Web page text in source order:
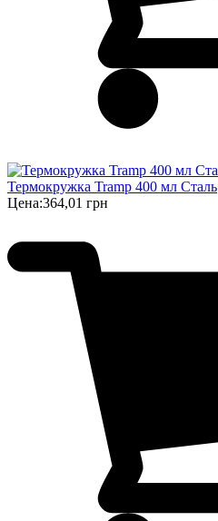
Термокружка Tramp 400 мл Сталь
Цена:364,01 грн